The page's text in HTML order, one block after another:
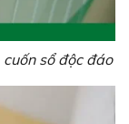
sổ độc đáo